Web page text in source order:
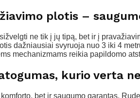
plotis –
ne tik į jų tipą, bet ir į
dažniausiai svyruoja nuo 3 iki 4
mechanizmams reikia papildomo
kurio verta
bet ir saugumo garantas.